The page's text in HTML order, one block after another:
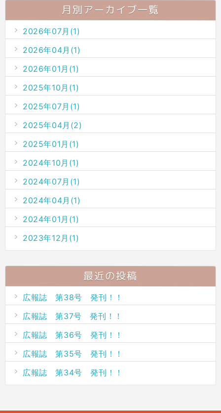
月別アーカイブ一覧
2026年07月(1)
2026年04月(1)
2026年01月(1)
2025年10月(1)
2025年07月(1)
2025年04月(2)
2025年01月(1)
2024年10月(1)
2024年07月(1)
2024年04月(1)
2024年01月(1)
2023年12月(1)
最近の投稿
広報誌 第38号 発刊！！
広報誌 第37号 発刊！！
広報誌 第36号 発刊！！
広報誌 第35号 発刊！！
広報誌 第34号 発刊！！